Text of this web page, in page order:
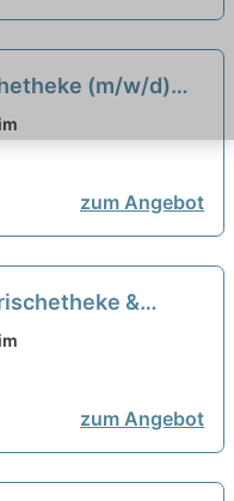
(m/w/d)
zum Angebot
&
d)
zum Angebot